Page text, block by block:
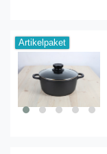
Artikelpaket